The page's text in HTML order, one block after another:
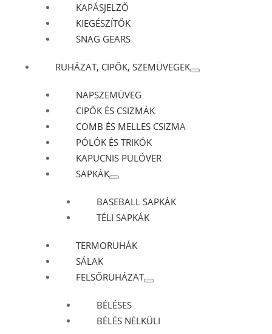
KAPÁSJELZŐ
KIEGÉSZÍTŐK
SNAG GEARS
RUHÁZAT, CIPŐK, SZEMÜVEGEK
NAPSZEMÜVEG
CIPŐK ÉS CSIZMÁK
COMB ÉS MELLES CSIZMA
PÓLÓK ÉS TRIKÓK
KAPUCNIS PULÓVER
SAPKÁK
BASEBALL SAPKÁK
TÉLI SAPKÁK
TERMORUHÁK
SÁLAK
FELSŐRUHÁZAT
BÉLÉSES
BÉLÉS NÉLKÜLI